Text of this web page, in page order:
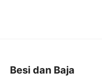
Besi dan Baja